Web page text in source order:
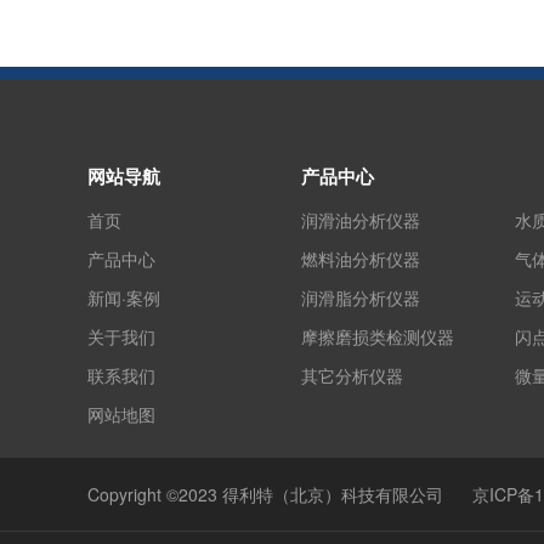
网站导航
首页
产品中心
新闻·案例
关于我们
联系我们
网站地图
产品中心
润滑油分析仪器
燃料油分析仪器
润滑脂分析仪器
摩擦磨损类检测仪器
其它分析仪器
水
气
运
闪
微
Copyright ©2023 得利特（北京）科技有限公司 京ICP备